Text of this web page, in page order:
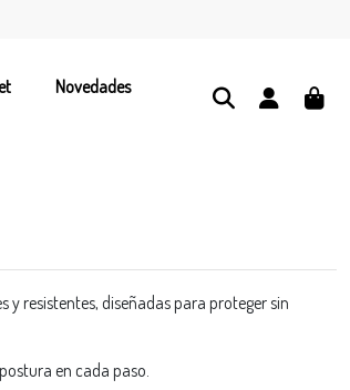
Novedades
resistentes, diseñadas para proteger sin
en cada paso.